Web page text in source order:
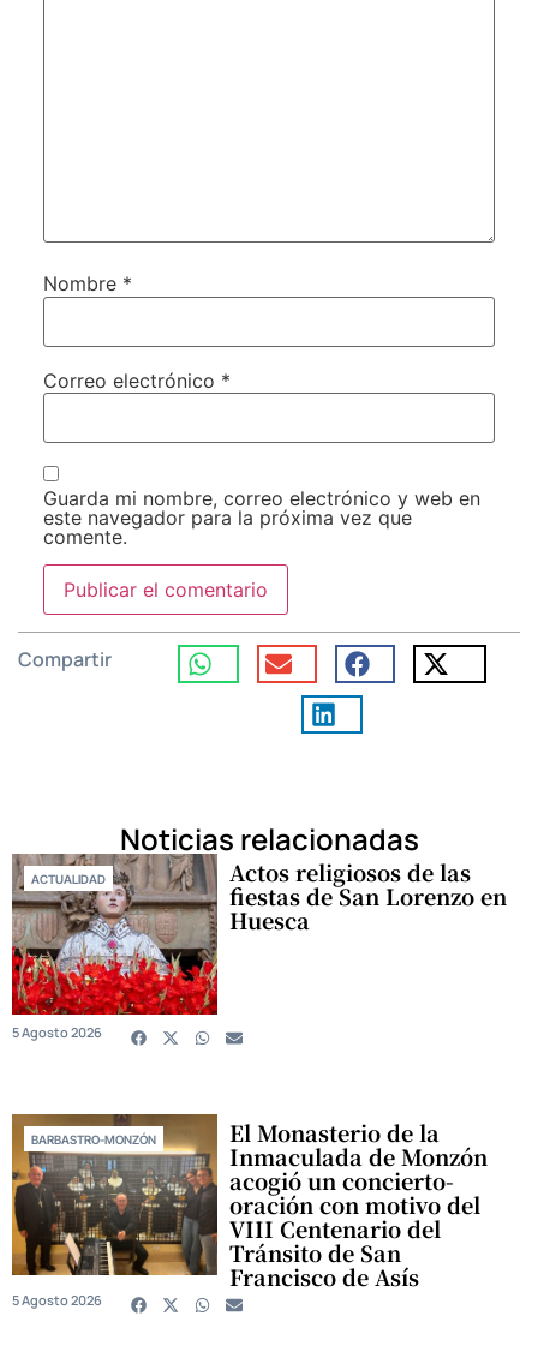
Nombre *
Correo electrónico *
Guarda mi nombre, correo electrónico y web en
este navegador para la próxima vez que
comente.
Compartir
Noticias relacionadas
ACTUALIDAD Actos religiosos de las
fiestas de San Lorenzo en
Huesca
5 Agosto 2026
BARBASTRO-MONZÓN El Monasterio de la
Inmaculada de Monzón
acogió un concierto-
oración con motivo del
VIII Centenario del
Tránsito de San
Francisco de Asís
5 Agosto 2026